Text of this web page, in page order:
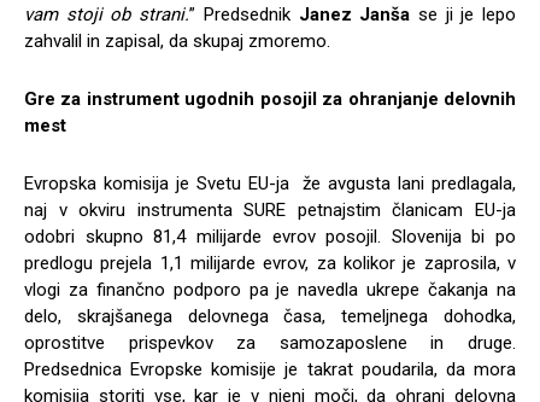
vam stoji ob strani.” Predsednik Janez Janša se ji je lepo
zahvalil in zapisal, da skupaj zmoremo.
Gre za instrument ugodnih posojil za ohranjanje delovnih
mest
Evropska komisija je Svetu EU-ja že avgusta lani predlagala,
naj v okviru instrumenta SURE petnajstim članicam EU-ja
odobri skupno 81,4 milijarde evrov posojil. Slovenija bi po
predlogu prejela 1,1 milijarde evrov, za kolikor je zaprosila, v
vlogi za finančno podporo pa je navedla ukrepe čakanja na
delo, skrajšanega delovnega časa, temeljnega dohodka,
oprostitve prispevkov za samozaposlene in druge.
Predsednica Evropske komisije je takrat poudarila, da mora
komisija storiti vse, kar je v njeni moči, da ohrani delovna